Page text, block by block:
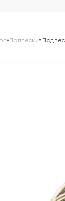
»Подвески»